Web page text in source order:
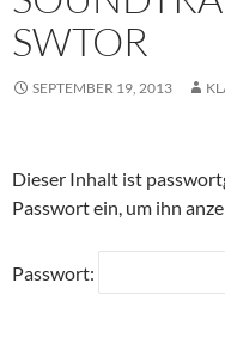
SWTOR
SEPTEMBER 19, 2013
Dieser Inhalt ist
Passwort ein, um ihn
Passwort: